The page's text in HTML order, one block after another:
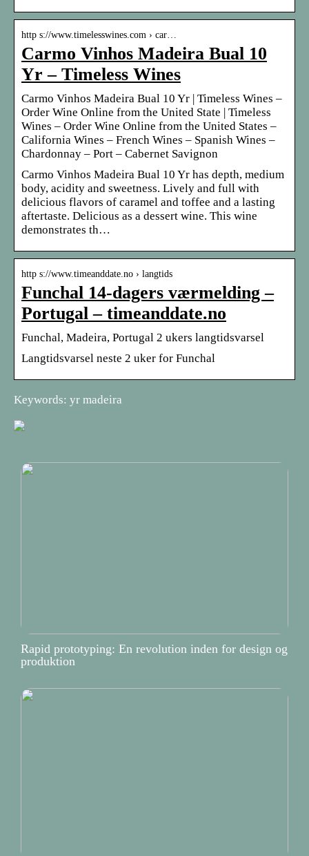
http s://www.timelesswines.com › car…
Carmo Vinhos Madeira Bual 10
Yr – Timeless Wines
Carmo Vinhos Madeira Bual 10 Yr | Timeless Wines –
Order Wine Online from the United State | Timeless
Wines – Order Wine Online from the United States –
California Wines – French Wines – Spanish Wines –
Chardonnay – Port – Cabernet Savignon
Carmo Vinhos Madeira Bual 10 Yr has depth, medium
body, acidity and sweetness. Lively and full with
delicious flavors of caramel and toffee and a lasting
aftertaste. Delicious as a dessert wine. This wine
demonstrates th…
http s://www.timeanddate.no › langtids
Funchal 14-dagers værmelding –
Portugal – timeanddate.no
Funchal, Madeira, Portugal 2 ukers langtidsvarsel
Langtidsvarsel neste 2 uker for Funchal
Keywords: yr madeira
Rapid prototyping: En revolution inden for design og
produktion